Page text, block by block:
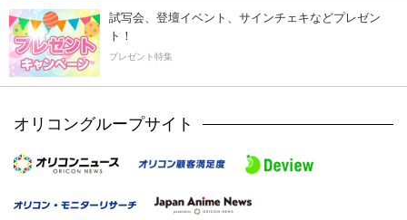
試写会、登壇イベント、サインチェキなどプレゼン
ト！
プレゼント特集
オリコングループサイト